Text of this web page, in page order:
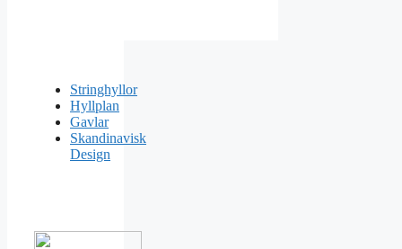
Stringhyllor
Hyllplan
Gavlar
Skandinavisk
Design